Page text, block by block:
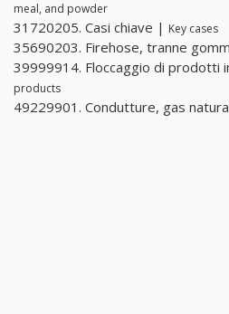
meal, and powder
31720205. Casi chiave | Key cases
35690203. Firehose, tranne
39999914. Floccaggio di prodotti
products
49229901. Condutture, gas